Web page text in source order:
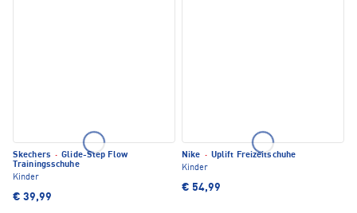
Skechers · Glide-Step Flow
Trainingsschuhe
Kinder
€ 39,99
Nike · Uplift Freizeitschuhe
Kinder
€ 54,99